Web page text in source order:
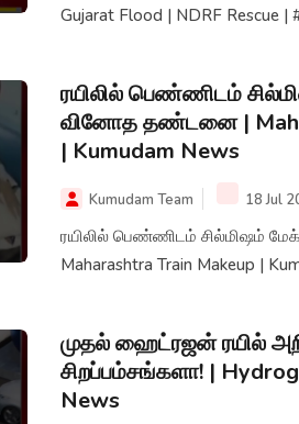
Gujarat Flood | NDRF Rescue |
ரயிலில் பெண்ணிடம்
வினோத தண்டனை |
| Kumudam News
Kumudam Team 18 Jul
ரயிலில் பெண்ணிடம் சில்மிஷம் மேக்கப் மூலம் வினோத தண்டனை |
Maharashtra Train Makeup |
முதல் ஹைட்ரஜன் ரயில்
சிறப்பம்சங்களா! |
News